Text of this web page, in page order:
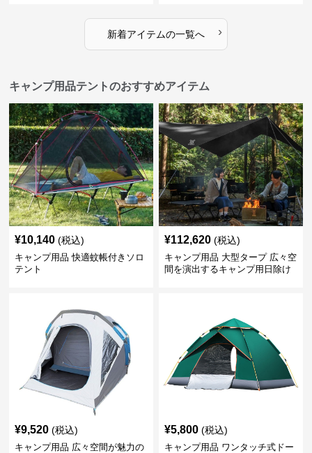
新着アイテムの一覧へ ›
キャンプ用品テントのおすすめアイテム
¥10,140 (税込)
キャンプ用品 快適蚊帳付きソロ
テント
¥112,620 (税込)
キャンプ用品 大型タープ 広々空
間を演出するキャンプ用日除け
¥9,520 (税込)
キャンプ用品 広々空間が魅力の
¥5,800 (税込)
キャンプ用品 ワンタッチ式ドー